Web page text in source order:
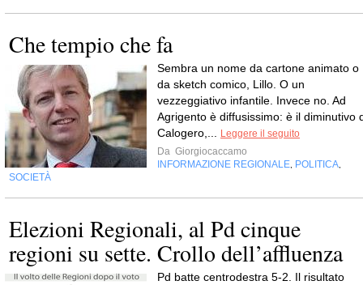
Che tempio che fa
Sembra un nome da cartone animato o
da sketch comico, Lillo. O un
vezzeggiativo infantile. Invece no. Ad
Agrigento è diffusissimo: è il diminutivo
Calogero,... Leggere il seguito
Da Giorgiocaccamo
INFORMAZIONE REGIONALE, POLITICA,
SOCIETÀ
Elezioni Regionali, al Pd cinque
regioni su sette. Crollo dell’affluenza
Pd batte centrodestra 5-2. Il risultato